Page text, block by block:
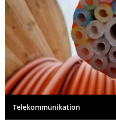
Telekommunikation